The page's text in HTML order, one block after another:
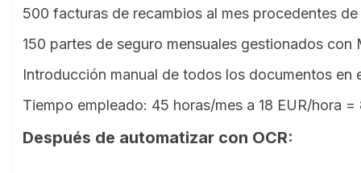
500 facturas de recambios al mes procedentes
150 partes de seguro mensuales gestionados
Introducción manual de todos los documentos en
Tiempo empleado: 45 horas/mes a 18 EUR/hora =
Después de automatizar con OCR: